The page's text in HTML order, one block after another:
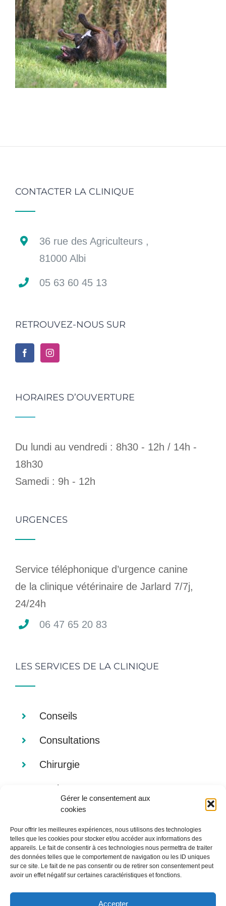
Gérer le consentement aux
cookies
Pour offrir les meilleures expériences, nous utilisons des technologies
telles que les cookies pour stocker et/ou accéder aux informations des
appareils. Le fait de consentir à ces technologies nous permettra de traiter
des données telles que le comportement de navigation ou les ID uniques
sur ce site. Le fait de ne pas consentir ou de retirer son consentement peut
avoir un effet négatif sur certaines caractéristiques et fonctions.
Accepter
CONTACTER LA CLINIQUE
36 rue des Agriculteurs ,
81000 Albi
05 63 60 45 13
RETROUVEZ-NOUS SUR
HORAIRES D’OUVERTURE
Du lundi au vendredi : 8h30 - 12h / 14h -
18h30
Samedi : 9h - 12h
URGENCES
Service téléphonique d’urgence canine
de la clinique vétérinaire de Jarlard 7/7j,
24/24h
06 47 65 20 83
LES SERVICES DE LA CLINIQUE
Conseils
Consultations
Chirurgie
Analyses
Imagerie
Alimentation